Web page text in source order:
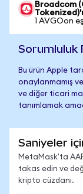
Broadcom
1 AVGOon
Sorumluluk
Bu ürün Apple
onaylanmamış
ve diğer ticari
tanımlamak
Saniyeler
MetaMask'ta
takas edin ve
kripto cüzdanı.